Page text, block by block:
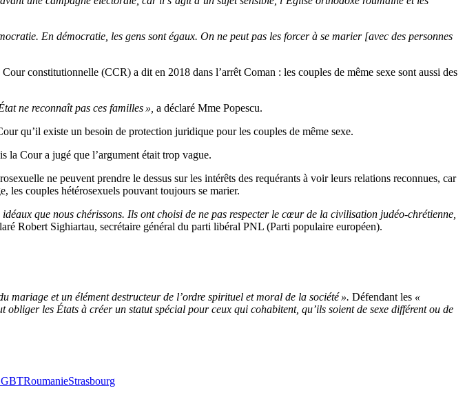
En démocratie, les gens sont égaux. On ne peut pas les forcer à se marier [avec des personnes
constitutionnelle (CCR) a dit en 2018 dans l’arrêt Coman : les couples de même sexe sont aussi des
ne reconnaît pas ces familles », a déclaré Mme Popescu.
qu’il existe un besoin de protection juridique pour les couples de même sexe.
la Cour a jugé que l’argument était trop vague.
ne peuvent prendre le dessus sur les intérêts des requérants à voir leurs relations reconnues, car
les couples hétérosexuels pouvant toujours se marier.
que nous chérissons. Ils ont choisi de ne pas respecter le cœur de la civilisation judéo-chrétienne,
Robert Sighiartau, secrétaire général du parti libéral PNL (Parti populaire européen).
mariage et un élément destructeur de l’ordre spirituel et moral de la société ». Défendant les «
obliger les États à créer un statut spécial pour ceux qui cohabitent, qu’ils soient de sexe différent ou de
RoumanieStrasbourg